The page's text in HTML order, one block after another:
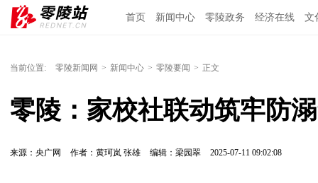
首页 新闻中心 零陵政务 经济在线 文
当前位置: 零陵新闻网 > 新闻中心 > 零陵要闻 > 正文
零陵：家校社联动筑牢防
来源：央广网 作者：黄珂岚 张雄 编辑：梁园翠 2025-07-11 09:02:08